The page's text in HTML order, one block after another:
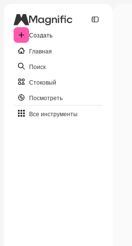
Создать
Главная
Поиск
Стоковый
Посмотреть
Все инструменты